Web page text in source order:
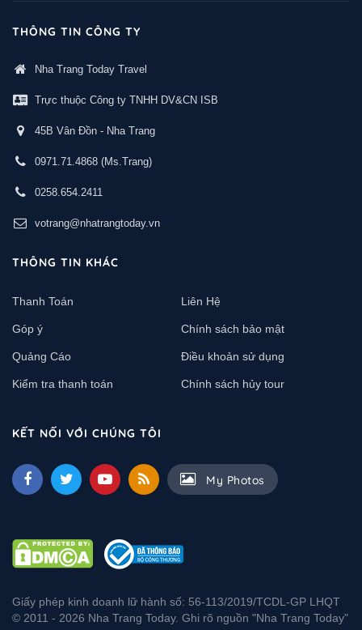
THÔNG TIN CÔNG TY
Nha Trang Today Travel
Trực thuộc Công ty TNHH DV&CN ISB
45B Vân Đồn - Nha Trang
0971.71.4868 (Ms.Trang)
0258.654.2411
votrang@nhatrangtoday.vn
THÔNG TIN KHÁC
Thanh Toán Liên Hệ
Góp ý Chính sách bảo mật
Quảng Cáo Điều khoản sử dụng
Kiểm tra thanh toán Chính sách hủy tour
KẾT NỐI VỚI CHÚNG TÔI
My Photos
Giấy phép kinh doanh lữ hành số: 56-113/2019/TCDL-GP LHQT
© 2011 - 2026 Nha Trang Today. Ghi rõ nguồn "Nha Trang Today"